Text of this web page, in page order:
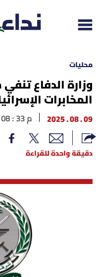
إقرأ الجريدة
لبنان
الغلاف
نداء اليوم
محليات
وزارة الدفاع
المخابرات
09 . 08 . 2025 08 : 33 م
دقيقة واحدة للقراءة